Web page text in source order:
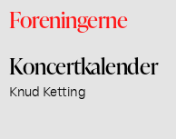
Foreningerne
Koncertkalender
Knud Ketting